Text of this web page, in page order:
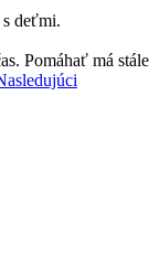
s deťmi.
Pomáhať má